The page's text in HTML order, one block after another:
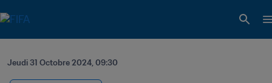
Jeudi 31 Octobre 2024, 09:30